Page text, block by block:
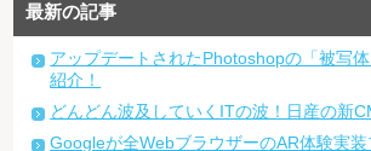
最新の記事
アップデートされたPhotoshopの「被写
紹介！
どんどん波及していくITの波！日産の新
Googleが全WebブラウザーのAR体験実